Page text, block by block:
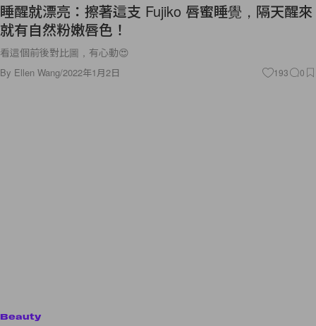
睡醒就漂亮：擦著這支 Fujiko 唇蜜睡覺，隔天醒來
就有自然粉嫩唇色！
看這個前後對比圖，有心動😍
By Ellen Wang/2022年1月2日 193 0
Beauty